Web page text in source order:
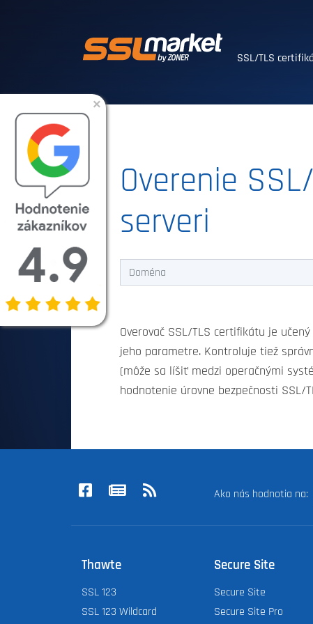
Dôveryhodné
SSL/TLS
Overenie
serveri
Overovač SSL/TLS certifikátu je
jeho parametre. Kontroluje tiež
(môže sa líšiť medzi operačnými
hodnotenie úrovne bezpečnosti SSL/
Ako nás hodnotia na:
Thawte
SSL 123
SSL 123 Wildcard
Secure Site
Secure Site
Secure Site Pro
×